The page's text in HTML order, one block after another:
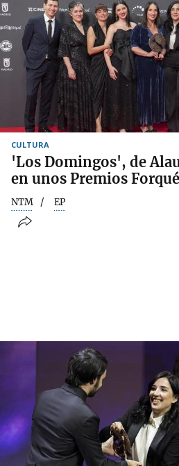
CULTURA
'Los Domingos', de
en unos Premios
NTM EP